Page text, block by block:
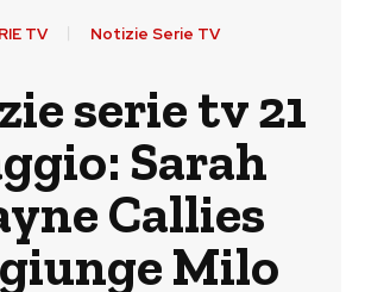
TV Notizie Serie TV
serie tv 21
Sarah
Callies
Milo